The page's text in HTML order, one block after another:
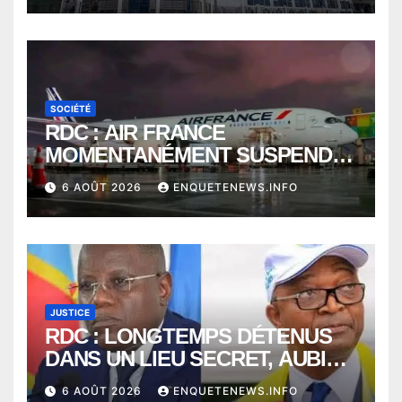
SOCIÉTÉ
RDC : AIR FRANCE
MOMENTANÉMENT SUSPENDU
ENTRE KINSHASA ET PARIS ?
6 AOÛT 2026 ENQUETENEWS.INFO
JUSTICE
RDC : LONGTEMPS DÉTENUS
DANS UN LIEU SECRET, AUBIN
MINAKU ET EMMANUEL
6 AOÛT 2026 ENQUETENEWS.INFO